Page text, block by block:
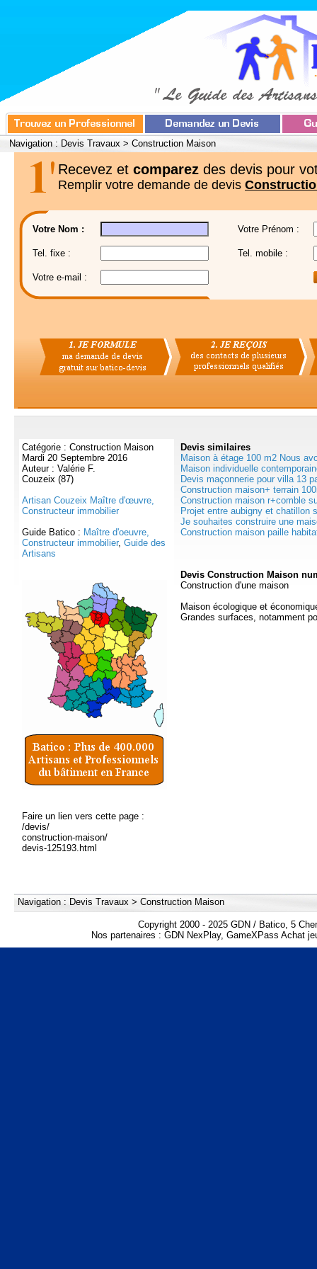
Navigation : Devis Travaux > Construction Maison
Recevez et comparez des devis pour
Remplir votre demande de devis
Votre Nom : Votre Prénom :
Tel. fixe : Tel. mobile :
Votre e-mail :
Catégorie : Construction Maison
Mardi 20 Septembre 2016
Auteur : Valérie F.
Couzeix (87)
Artisan Couzeix Maître d'œuvre,
Constructeur immobilier
Guide Batico : Maître d'oeuvre,
Constructeur immobilier, Guide des
Artisans
Faire un lien vers cette page :
/devis/
construction-maison/
devis-125193.html
Devis similaires
Maison à étage 100 m2 Nous
Maison individuelle
Devis maçonnerie pour villa 13
Construction maison+ terrain
Construction maison r+comble
Projet entre aubigny et chatillon
Je souhaites construire une
Construction maison paille
Devis Construction Maison
Construction d'une maison
Maison écologique et
Grandes surfaces, notamment
Navigation : Devis Travaux > Construction Maison
Copyright 2000 - 2025 GDN / Batico, 5
Nos partenaires : GDN NexPlay, GameXPass Achat